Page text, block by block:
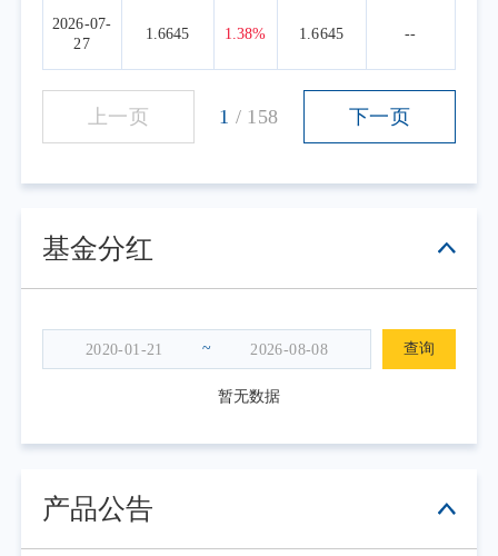
2026-07-
27
1.6645 1.38% 1.6645 --
上一页 1 / 158 下一页
基金分红
~ 查询
暂无数据
产品公告